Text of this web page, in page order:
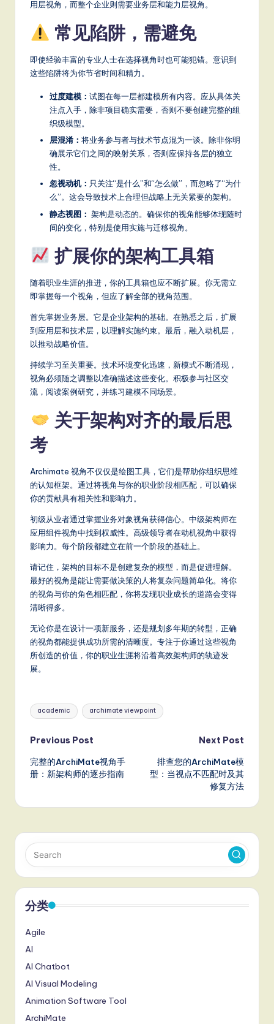
用层视角，而整个企业则需要业务层和能力层视角。
常见陷阱，需避免
即使经验丰富的专业人士在选择视角时也可能犯错。意识到
这些陷阱将为你节省时间和精力。
过度建模： 试图在每一层都建模所有内容。应从具体关
注点入手，除非项目确实需要，否则不要创建完整的组
织级模型。
层混淆： 将业务参与者与技术节点混为一谈。除非你明
确展示它们之间的映射关系，否则应保持各层的独立
性。
忽视动机： 只关注“是什么”和“怎么做”，而忽略了“为什
么”。这会导致技术上合理但战略上无关紧要的架构。
静态视图： 架构是动态的。确保你的视角能够体现随时
间的变化，特别是使用实施与迁移视角。
扩展你的架构工具箱
随着职业生涯的推进，你的工具箱也应不断扩展。你无需立
即掌握每一个视角，但应了解全部的视角范围。
首先掌握业务层。它是企业架构的基础。在熟悉之后，扩展
到应用层和技术层，以理解实施约束。最后，融入动机层，
以推动战略价值。
持续学习至关重要。技术环境变化迅速，新模式不断涌现，
视角必须随之调整以准确描述这些变化。积极参与社区交
流，阅读案例研究，并练习建模不同场景。
关于架构对齐的最后思
考
Archimate 视角不仅仅是绘图工具，它们是帮助你组织思维
的认知框架。通过将视角与你的职业阶段相匹配，可以确保
你的贡献具有相关性和影响力。
初级从业者通过掌握业务对象视角获得信心。中级架构师在
应用组件视角中找到权威性。高级领导者在动机视角中获得
影响力。每个阶段都建立在前一个阶段的基础上。
请记住，架构的目标不是创建复杂的模型，而是促进理解。
最好的视角是能让需要做决策的人将复杂问题简单化。将你
的视角与你的角色相匹配，你将发现职业成长的道路会变得
清晰得多。
无论你是在设计一项新服务，还是规划多年期的转型，正确
的视角都能提供成功所需的清晰度。专注于你通过这些视角
所创造的价值，你的职业生涯将沿着高效架构师的轨迹发
展。
Tags:
academic archimate viewpoint
Post
navigation
Previous Post
完整的ArchiMate视角手
册：新架构师的逐步指南
Next Post
排查您的ArchiMate模
型：当视点不匹配时及其
修复方法
分类
Agile
AI
AI Chatbot
AI Visual Modeling
Animation Software Tool
ArchiMate